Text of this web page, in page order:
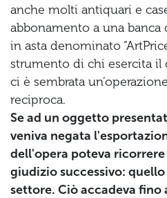
anche molti antiquari e
abbonamento a una banca
in asta denominato
strumento di chi esercita
ci è sembrata
reciproca.
Se ad un oggetto
veniva negata
dell'opera poteva
giudizio successivo:
settore. Ciò accadeva fino